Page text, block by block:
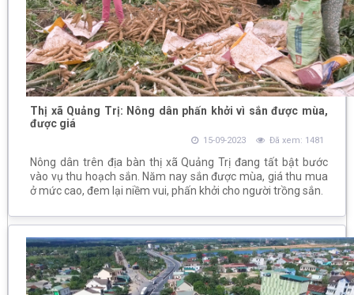
Thị xã Quảng Trị: Nông dân phấn khởi vì sắn được mùa,
được giá
15-09-2023 Đã xem: 1481
Nông dân trên địa bàn thị xã Quảng Trị đang tất bật bước
vào vụ thu hoạch sắn. Năm nay sắn được mùa, giá thu mua
ở mức cao, đem lại niềm vui, phấn khởi cho người trồng sắn.